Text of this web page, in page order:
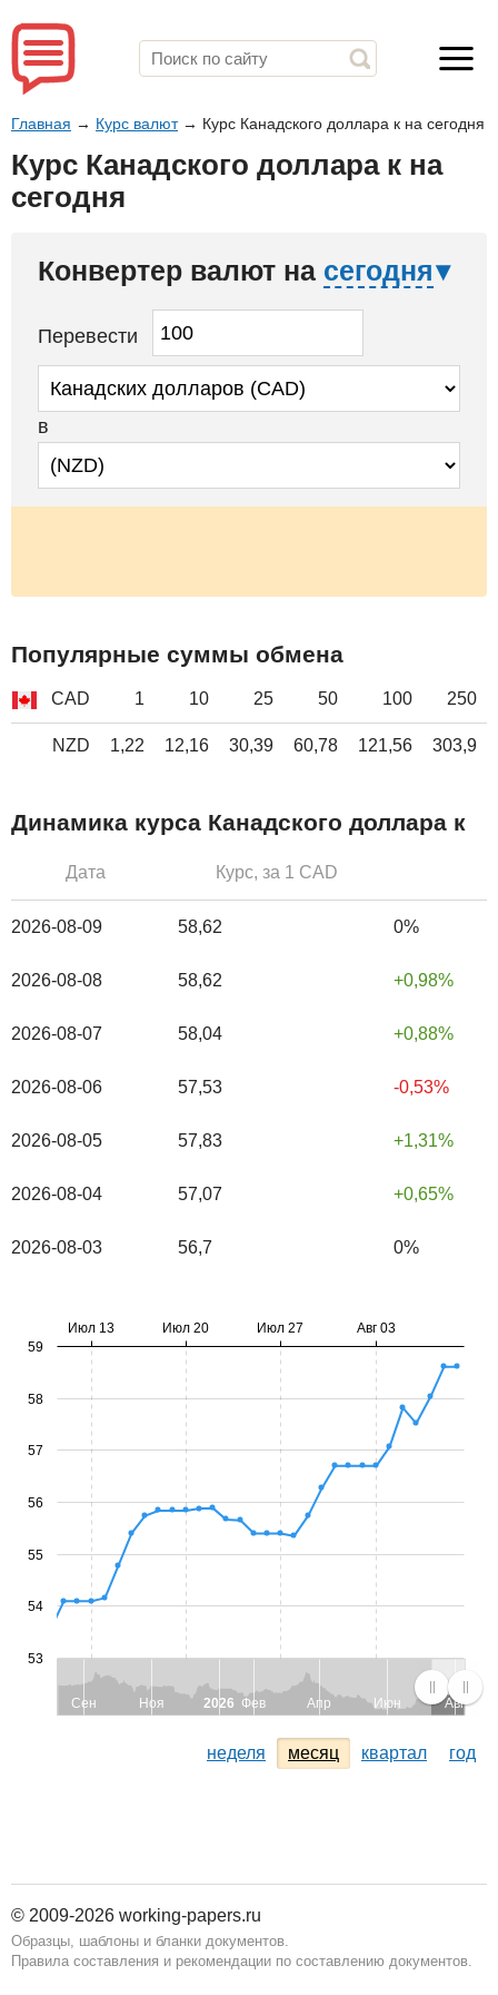
Главная → Курс валют→ Курс Канадского доллара к на сегодня
Курс Канадского доллара к на
сегодня
Конвертер валют на сегодня
Перевести
в
Популярные суммы обмена
CAD 1 10 25 50 100 250
NZD 1,22 12,16 30,39 60,78 121,56 303,9
Динамика курса Канадского доллара к
Дата Курс, за 1 CAD
2026-08-09 58,62 0%
2026-08-08 58,62 0,98%
2026-08-07 58,04 0,88%
2026-08-06 57,53 -0,53%
2026-08-05 57,83 1,31%
2026-08-04 57,07 0,65%
2026-08-03 56,7 0%
Сен Ноя 2026 Фев Апр Июн Авг
Июл 13 Июл 20 Июл 27 Авг 03
53
54
55
56
57
58
59
неделя месяц квартал год
© 2009-2026 working-papers.ru
Образцы, шаблоны и бланки документов.
Правила составления и рекомендации по составлению документов.